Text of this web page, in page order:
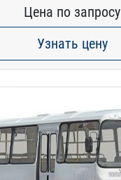
Цена по запросу
Узнать цену